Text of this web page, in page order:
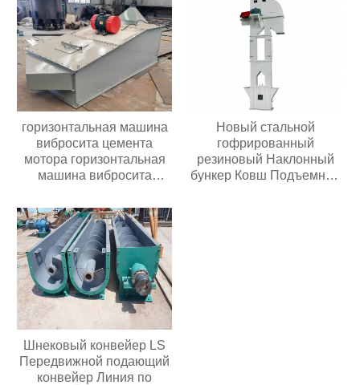
дробилок для
переработки руды
горизонтальная машина
вибросита цемента
мотора горизонтальная
машина вибросита
использована для
зернистого удобрения
Новый стальной
гофрированный
резиновый Наклонный
бункер Ковш Подъемной
Шнековый конвейер LS
Передвижной подающий
конвейер Линия по